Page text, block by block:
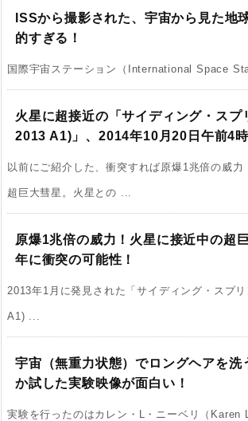
ISSから撮影された、宇宙から見た地
的すぎる！
国際宇宙ステーション（International Space
火星に超接近の「サイディング・スプ
2013 A1)」、2014年10月20日午前4
以前にご紹介した、衝突すれば原爆1兆倍の威力
超巨大彗星。火星との ...
原爆1兆倍の威力！火星に接近中の超
年に衝突の可能性！
2013年1月に発見された「サイディング・スプ
A1) ...
宇宙（無重力状態）でロングヘアを洗
か試した実験映像が面白い！
実験を行ったのはカレン・L・ニーベリ（Karen